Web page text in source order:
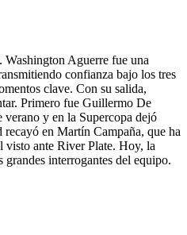
Washington Aguerre fue una
confianza bajo los tres
clave. Con su salida,
Primero fue Guillermo De
y en la Supercopa dejó
en Martín Campaña, que ha
visto ante River Plate. Hoy, la
grandes interrogantes del equipo.